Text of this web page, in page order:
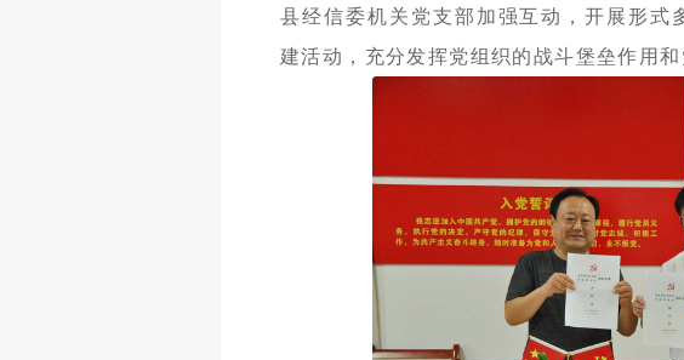
县经信委机关党支部加强互动，开展形式
建活动，充分发挥党组织的战斗堡垒作用和